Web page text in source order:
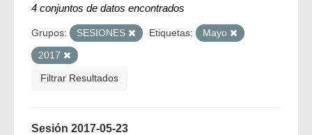
4 conjuntos de datos encontrados
Grupos: SESIONES Etiquetas:
Mayo
2017
Filtrar Resultados
Sesión 2017-05-23